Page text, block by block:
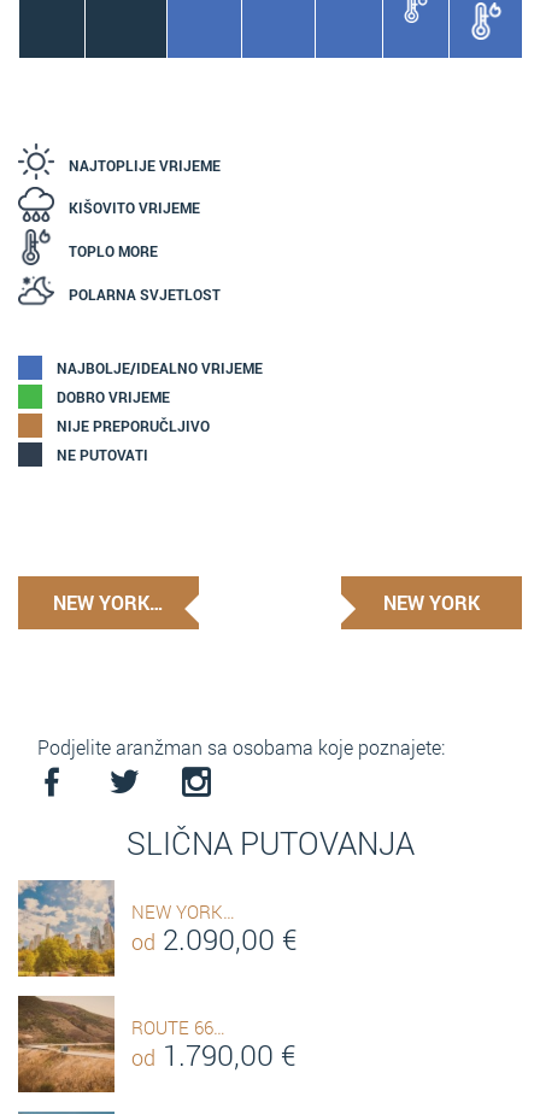
NAJTOPLIJE VRIJEME
KIŠOVITO VRIJEME
TOPLO MORE
POLARNA SVJETLOST
NAJBOLJE/IDEALNO VRIJEME
DOBRO VRIJEME
NIJE PREPORUČLJIVO
NE PUTOVATI
NEW YORK… NEW YORK
Podjelite aranžman sa osobama koje poznajete:
SLIČNA PUTOVANJA
NEW YORK…
od 2.090,00 €
ROUTE 66…
od 1.790,00 €